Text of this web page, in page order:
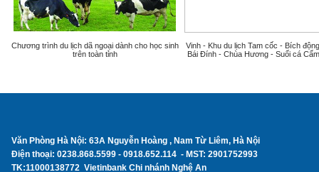
Chương trình du lịch dã ngoại dành cho học sinh
trên toàn tỉnh
Vinh - Khu du lịch Tam cốc - Bích
Bái Đính - Chùa Hương - Suối cá
Văn Phòng Hà Nội: 63A Nguyễn Hoàng , Nam Từ Liêm, Hà Nội
Điện thoại: 0238.868.5599 - 0918.652.114 - MST: 2901752993
TK:11000138772 Vietinbank Chi nhánh Nghệ An